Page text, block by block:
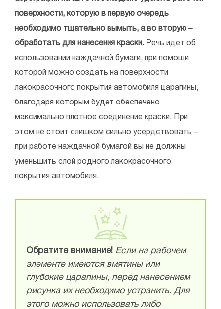
поверхности, которую в первую очередь
необходимо тщательно вымыть, а во вторую –
обработать для нанесения краски. Речь идет об
использовании наждачной бумаги, при помощи
которой можно создать на поверхности
лакокрасочного покрытия автомобиля царапины,
благодаря которым будет обеспечено
максимально плотное соединение краски. При
этом не стоит слишком сильно усердствовать –
при работе наждачной бумагой вы не должны
уменьшить слой родного лакокрасочного
покрытия автомобиля.
Обратите внимание! Если на рабочем
элементе имеются вмятины или
глубокие царапины, перед нанесением
рисунка их необходимо устранить. Для
этого можно использовать либо